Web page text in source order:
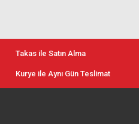
Takas ile Satın Alma
Kurye ile Aynı Gün Teslimat